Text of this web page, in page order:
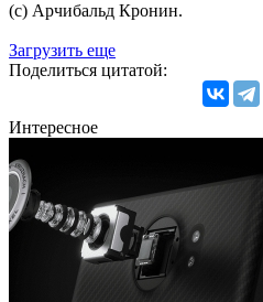
(с) Арчибальд Кронин.
Загрузить еще
Поделиться цитатой:
Интересное